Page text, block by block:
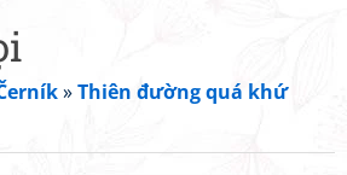
»Thiên đường quá khứ